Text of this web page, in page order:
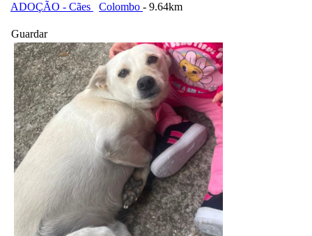
ADOÇÃO - Cães Colombo - 9.64km
Guardar